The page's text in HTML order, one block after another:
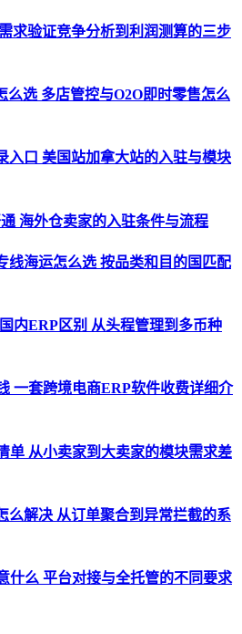
求验证竞争分析到利润测算的三步
么选 多店管控与O2O即时零售怎么
入口 美国站加拿大站的入驻与模块
海外仓卖家的入驻条件与流程
线海运怎么选 按品类和目的国匹配
内ERP区别 从头程管理到多币种
一套跨境电商ERP软件收费详细介
单 从小卖家到大卖家的模块需求差
么解决 从订单聚合到异常拦截的系
什么 平台对接与全托管的不同要求